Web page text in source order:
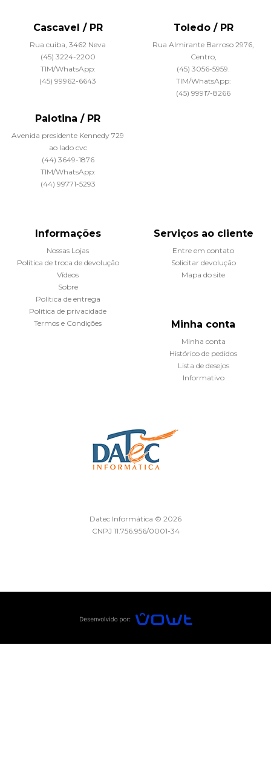
Cascavel / PR
Rua cuiba, 3462 Neva
(45) 3224-2200
TIM/WhatsApp:
(45) 99962-6643
Toledo / PR
Rua Almirante Barroso 2976,
Centro,
(45) 3056-5959.
TIM/WhatsApp:
(45) 99917-8266
Palotina / PR
Avenida presidente Kennedy 729
ao lado cvc
(44) 3649-1876
TIM/WhatsApp:
(44) 99771-5293
Informações
Nossas Lojas
Política de troca de devolução
Vídeos
Sobre
Política de entrega
Política de privacidade
Termos e Condições
Serviços ao cliente
Entre em contato
Solicitar devolução
Mapa do site
Minha conta
Minha conta
Histórico de pedidos
Lista de desejos
Informativo
Datec Informática © 2026
CNPJ 11.756.956/0001-34